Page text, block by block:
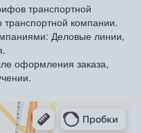
транспортной
транспортной компании.
Деловые линии,
оформления заказа,